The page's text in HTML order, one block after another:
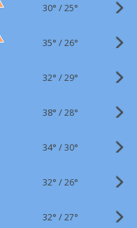
30° /25°
35° /26°
32° /29°
38° /28°
34° /30°
32° /26°
32° /27°